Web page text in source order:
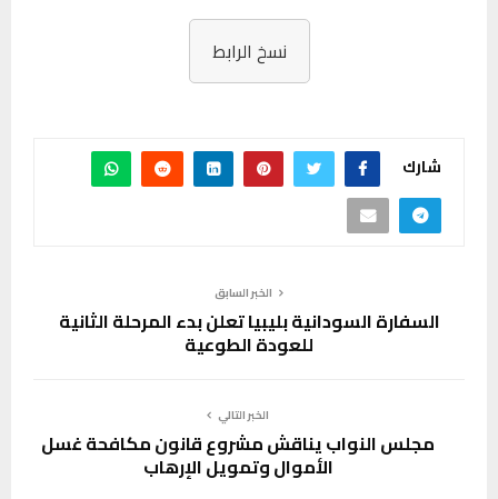
نسخ الرابط
شارك
الخبر السابق
السفارة السودانية بليبيا تعلن بدء المرحلة الثانية
للعودة الطوعية
الخبر التالي
مجلس النواب يناقش مشروع قانون مكافحة غسل
الأموال وتمويل الإرهاب